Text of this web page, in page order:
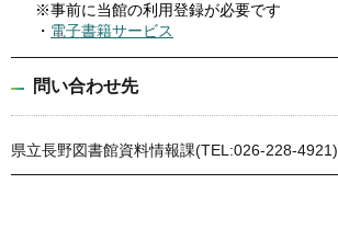
※事前に当館の利用登録が必要です
・ 電子書籍サービス
問い合わせ先
県立長野図書館資料情報課(TEL:026-228-4921)